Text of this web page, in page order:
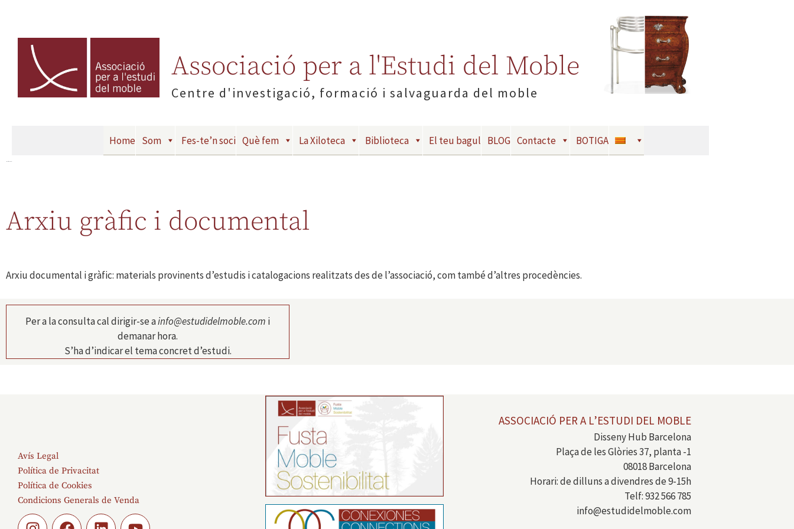
Associació per a l'Estudi del Moble
Centre d'investigació, formació i salvaguarda del moble
Home Som Fes-te’n soci Què fem La Xiloteca Biblioteca El teu bagul BLOG Contacte BOTIGA
Arxiu gràfic i documental
Arxiu documental i gràfic: materials provinents d’estudis i catalogacions realitzats des de l’associació, com també d’altres procedències.
Per a la consulta cal dirigir-se ainfo@estudidelmoble.com i
demanar hora.
S’ha d’indicar el tema concret d’estudi.
Avís Legal
Política de Privacitat
Política de Cookies
Condicions Generals de Venda
ASSOCIACIÓ PER A L’ESTUDI DEL MOBLE
Disseny Hub Barcelona
Plaça de les Glòries 37, planta -1
08018 Barcelona
Horari: de dilluns a divendres de 9-15h
Telf: 932 566 785
info@estudidelmoble.com